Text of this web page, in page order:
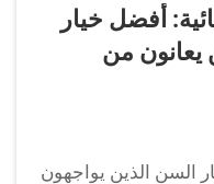
أفضل خيار
يعانون من
السن الذين يواجهون